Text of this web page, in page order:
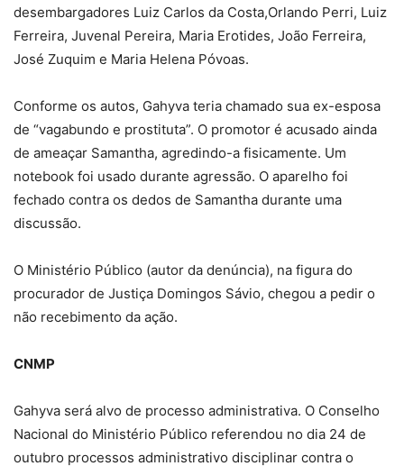
desembargadores Luiz Carlos da Costa,Orlando Perri, Luiz
Ferreira, Juvenal Pereira, Maria Erotides, João Ferreira,
José Zuquim e Maria Helena Póvoas.
Conforme os autos, Gahyva teria chamado sua ex-esposa
de “vagabundo e prostituta”. O promotor é acusado ainda
de ameaçar Samantha, agredindo-a fisicamente. Um
notebook foi usado durante agressão. O aparelho foi
fechado contra os dedos de Samantha durante uma
discussão.
O Ministério Público (autor da denúncia), na figura do
procurador de Justiça Domingos Sávio, chegou a pedir o
não recebimento da ação.
CNMP
Gahyva será alvo de processo administrativa. O Conselho
Nacional do Ministério Público referendou no dia 24 de
outubro processos administrativo disciplinar contra o